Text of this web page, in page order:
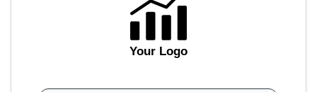
Your Logo